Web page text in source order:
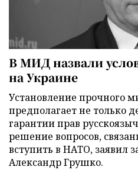
В МИД назвали
на Украине
Установление прочного
предполагает не только
гарантии прав
решение вопросов,
вступить в НАТО, заявил
Александр Грушко.